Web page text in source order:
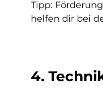
Tipp:
helfen dir bei
4.